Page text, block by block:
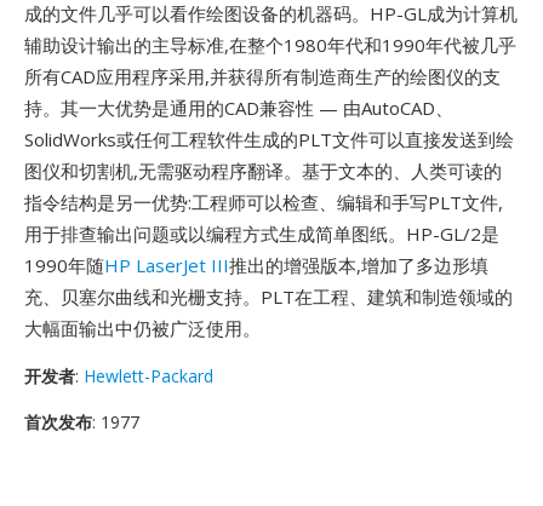
成的文件几乎可以看作绘图设备的机器码。HP-GL成为计算机
辅助设计输出的主导标准,在整个1980年代和1990年代被几乎
所有CAD应用程序采用,并获得所有制造商生产的绘图仪的支
持。其一大优势是通用的CAD兼容性 — 由AutoCAD、
SolidWorks或任何工程软件生成的PLT文件可以直接发送到绘
图仪和切割机,无需驱动程序翻译。基于文本的、人类可读的
指令结构是另一优势:工程师可以检查、编辑和手写PLT文件,
用于排查输出问题或以编程方式生成简单图纸。HP-GL/2是
1990年随HP LaserJet III推出的增强版本,增加了多边形填
充、贝塞尔曲线和光栅支持。PLT在工程、建筑和制造领域的
大幅面输出中仍被广泛使用。
开发者: Hewlett-Packard
首次发布: 1977